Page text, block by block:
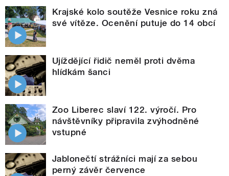
Krajské kolo soutěže Vesnice roku zná
své vítěze. Ocenění putuje do 14 obcí
Ujíždějící řidič neměl proti dvěma
hlídkám šanci
Zoo Liberec slaví 122. výročí. Pro
návštěvníky připravila zvýhodněné
vstupné
Jablonečtí strážníci mají za sebou
perný závěr července